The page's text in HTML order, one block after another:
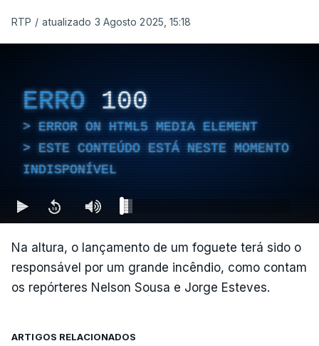
RTP / atualizado 3 Agosto 2025, 15:18
ERRO 100
ERROR ON HTML5 MEDIA ELEMENT
ESTE CONTEÚDO ESTÁ NESTE MOMENTO
INDISPONÍVEL
Na altura, o lançamento de um foguete terá sido o
responsável por um grande incêndio, como contam
os repórteres Nelson Sousa e Jorge Esteves.
ARTIGOS RELACIONADOS